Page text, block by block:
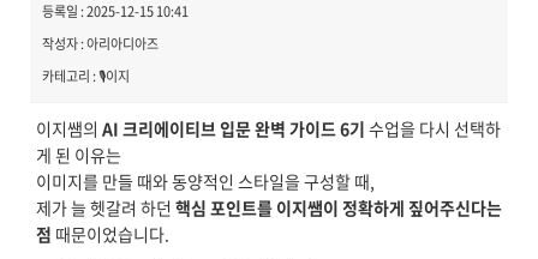
등록일 : 2025-12-15 10:41
작성자 : 아리아디아즈
카테고리 : 🎙️이지
이지쌤의 AI 크리에이티브 입문 완벽 가이드 6기 수업을 다시 선택하
게 된 이유는
이미지를 만들 때와 동양적인 스타일을 구성할 때,
제가 늘 헷갈려 하던 핵심 포인트를 이지쌤이 정확하게 짚어주신다는
점 때문이었습니다.